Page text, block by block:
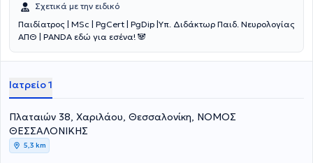
Σχετικά με την ειδικό
Παιδίατρος | MSc | PgCert | PgDip |Υπ. Διδάκτωρ Παιδ. Νευρολογίας
ΑΠΘ | PANDA εδώ για εσένα! 🐼
Ιατρείο 1
Πλαταιών 38, Χαριλάου, Θεσσαλονίκη, ΝΟΜΟΣ
ΘΕΣΣΑΛΟΝΙΚΗΣ
5,3 km